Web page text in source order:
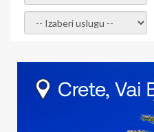
- Izaberite uslugu -